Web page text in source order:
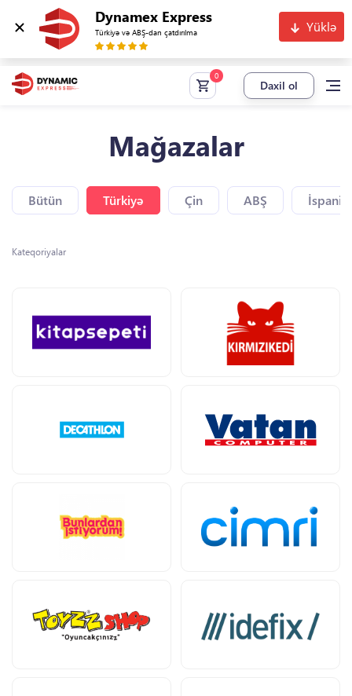
Dynamex Express
Türkiyə və ABŞ-dan çatdırılma Yüklə
Daxil ol
Mağazalar
Bütün Türkiyə Çin ABŞ
Kateqoriyalar